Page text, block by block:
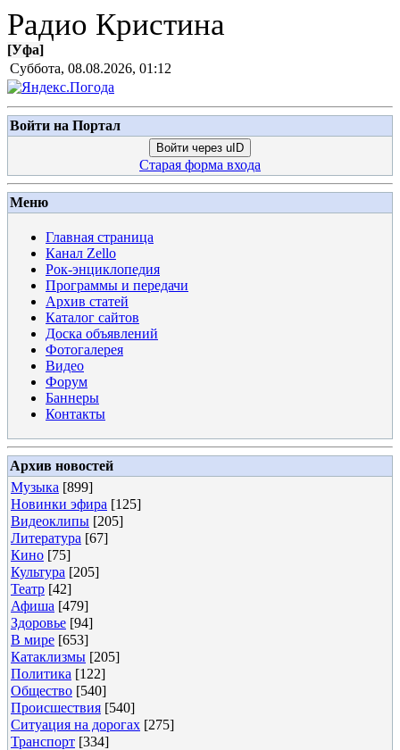
Радио Кристина
[Уфа]
Суббота, 08.08.2026, 01:12
Войти на Портал
Войти через uID
Старая форма входа
Меню
Главная страница
Канал Zello
Рок-энциклопедия
Программы и передачи
Архив статей
Каталог сайтов
Доска объявлений
Фотогалерея
Видео
Форум
Баннеры
Контакты
Архив новостей
Музыка [899]
Новинки эфира [125]
Видеоклипы [205]
Литература [67]
Кино [75]
Культура [205]
Театр [42]
Афиша [479]
Здоровье [94]
В мире [653]
Катаклизмы [205]
Политика [122]
Общество [540]
Происшествия [540]
Ситуация на дорогах [275]
Транспорт [334]